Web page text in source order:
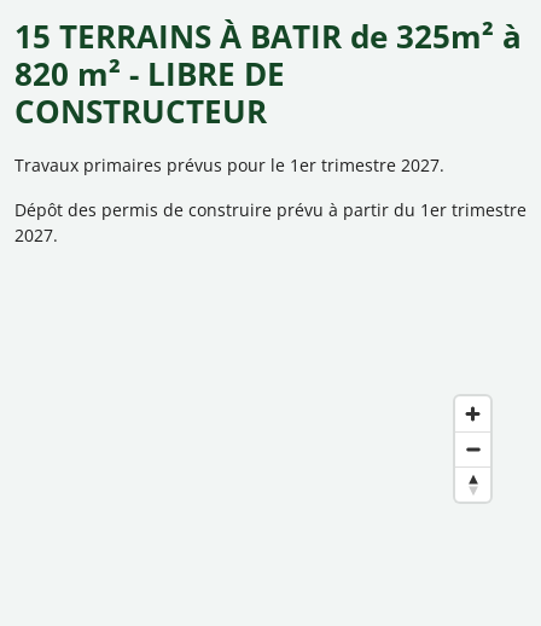
15 TERRAINS À BATIR de 325m² à
820 m² - LIBRE DE
CONSTRUCTEUR
Travaux primaires prévus pour le 1er trimestre 2027.
Dépôt des permis de construire prévu à partir du 1er trimestre
2027.